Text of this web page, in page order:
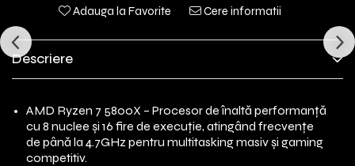
Adauga la Favorite Cere informatii
Descriere
AMD Ryzen 7 5800X – Procesor de înaltă performanță
cu 8 nuclee și 16 fire de execuție, atingând frecvențe
de până la 4.7GHz pentru multitasking masiv și gaming
competitiv.